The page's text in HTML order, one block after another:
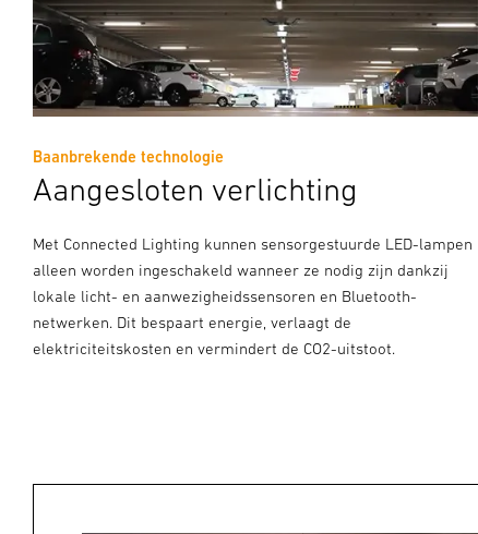
Baanbrekende technologie
Aangesloten verlichting
Met Connected Lighting kunnen sensorgestuurde LED-lampen
alleen worden ingeschakeld wanneer ze nodig zijn dankzij
lokale licht- en aanwezigheidssensoren en Bluetooth-
netwerken. Dit bespaart energie, verlaagt de
elektriciteitskosten en vermindert de CO2-uitstoot.